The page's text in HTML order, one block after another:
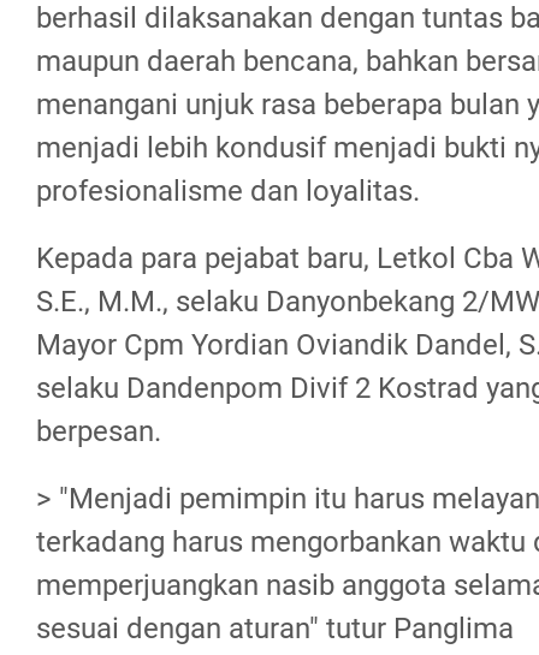
berhasil dilaksanakan dengan tuntas
maupun daerah bencana, bahkan
menangani unjuk rasa beberapa bulan
menjadi lebih kondusif menjadi bukti
profesionalisme dan loyalitas.
Kepada para pejabat baru, Letkol Cba
S.E., M.M., selaku Danyonbekang 2/
Mayor Cpm Yordian Oviandik Dandel,
selaku Dandenpom Divif 2 Kostrad
berpesan.
> "Menjadi pemimpin itu harus
terkadang harus mengorbankan waktu
memperjuangkan nasib anggota
sesuai dengan aturan" tutur Panglima